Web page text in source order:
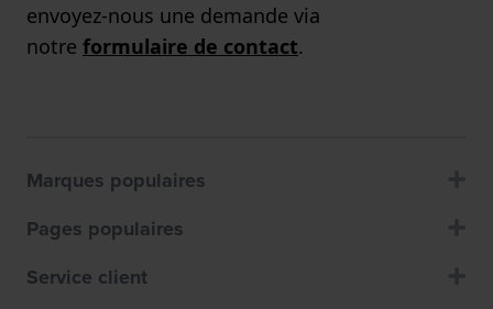
envoyez-nous une demande via
notre formulaire de contact.
Marques populaires
Pages populaires
Service client